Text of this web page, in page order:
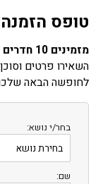
טופס הזמנה
מזמינים 10 חדרים ומעלה? שבת חתן?
השאירו פרטים
לחופשה הבאה
בחר/י נושא:
שם: